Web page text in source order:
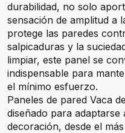
durabilidad, no solo
sensación de amplitud a
protege las paredes
salpicaduras y la
limpiar, este panel se
indispensable para
el mínimo esfuerzo.
Paneles de pared Vaca
diseñado para adaptarse
decoración, desde el